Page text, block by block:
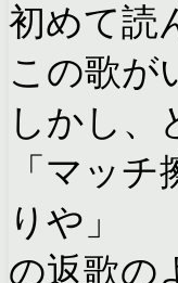
初めて読
この歌が
しかし、
「マッ
りや」
の返歌の